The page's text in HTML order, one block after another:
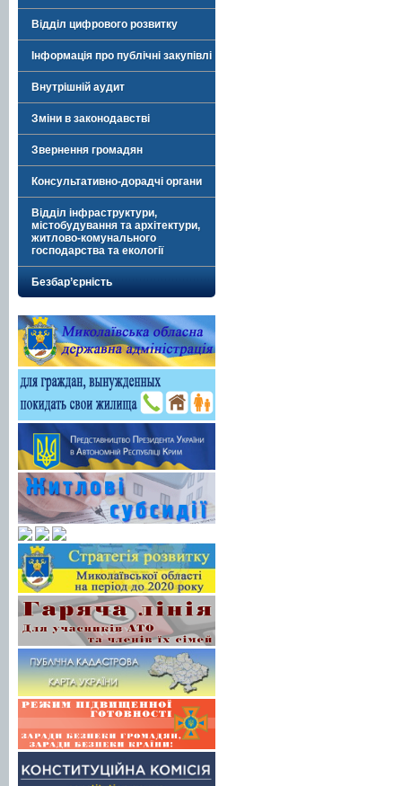
Відділ цифрового розвитку
Інформація про публічні закупівлі
Внутрішній аудит
Зміни в законодавстві
Звернення громадян
Консультативно-дорадчі органи
Відділ інфраструктури,
містобудування та архітектури,
житлово-комунального
господарства та екології
Безбар’єрність